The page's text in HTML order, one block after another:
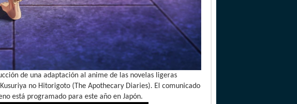
de una adaptación al anime de las novelas ligeras
no Hitorigoto (The Apothecary Diaries). El comunicado
está programado para este año en Japón.